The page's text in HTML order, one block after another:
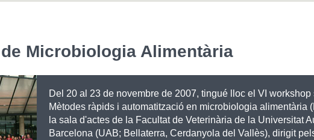
Microbiologia Alimentària
Del 20 al 23 de novembre de 2007, tingué lloc el VI workshop
Mètodes ràpids i automatització en microbiologia alimentària
la sala d'actes de la Facultat de Veterinària de la Universitat
Barcelona (UAB; Bellaterra, Cerdanyola del Vallès), dirigit